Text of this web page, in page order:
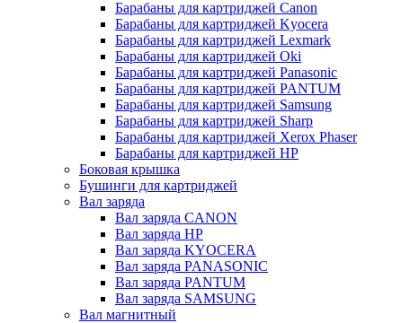
Барабаны для картриджей Canon
Барабаны для картриджей Kyocera
Барабаны для картриджей Lexmark
Барабаны для картриджей Oki
Барабаны для картриджей Panasonic
Барабаны для картриджей PANTUM
Барабаны для картриджей Samsung
Барабаны для картриджей Sharp
Барабаны для картриджей Xerox Phaser
Барабаны для картриджей НР
Боковая крышка
Бушинги для картриджей
Вал заряда
Вал заряда CANON
Вал заряда HP
Вал заряда KYOCERA
Вал заряда PANASONIC
Вал заряда PANTUM
Вал заряда SAMSUNG
Вал магнитный